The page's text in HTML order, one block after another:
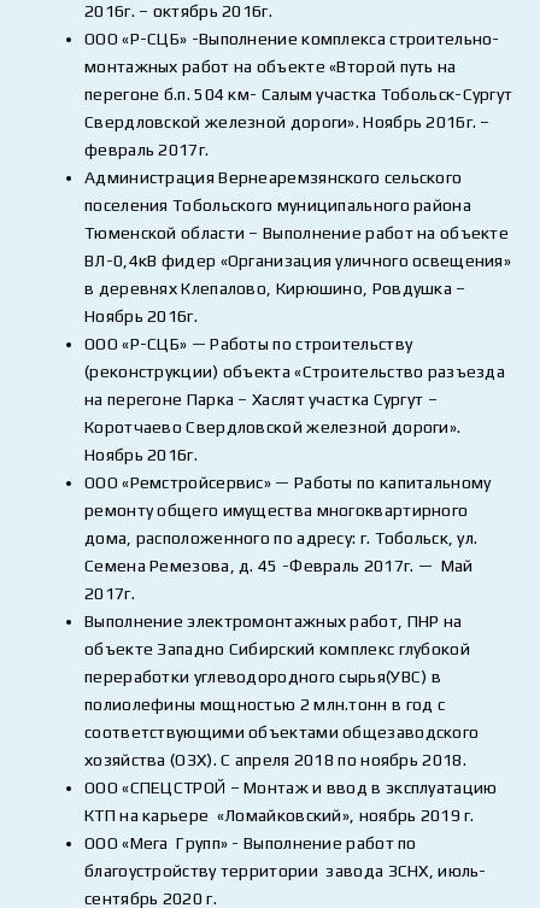
2016г. – октябрь 2016г.
ООО «Р-СЦБ» -Выполнение комплекса строительно-
монтажных работ на объекте «Второй путь на
перегоне б.п. 504 км- Салым участка Тобольск-Сургут
Свердловской железной дороги». Ноябрь 2016г. –
февраль 2017г.
Администрация Вернеаремзянского сельского
поселения Тобольского муниципального района
Тюменской области – Выполнение работ на объекте
ВЛ-0,4кВ фидер «Организация уличного освещения»
в деревнях Клепалово, Кирюшино, Ровдушка –
Ноябрь 2016г.
ООО «Р-СЦБ» — Работы по строительству
(реконструкции) объекта «Строительство разъезда
на перегоне Парка – Хаслят участка Сургут –
Коротчаево Свердловской железной дороги».
Ноябрь 2016г.
ООО «Ремстройсервис» — Работы по капитальному
ремонту общего имущества многоквартирного
дома, расположенного по адресу: г. Тобольск, ул.
Семена Ремезова, д. 45 -Февраль 2017г. — Май
2017г.
Выполнение электромонтажных работ, ПНР на
объекте Западно Сибирский комплекс глубокой
переработки углеводородного сырья(УВС) в
полиолефины мощностью 2 млн.тонн в год с
соответствующими объектами общезаводского
хозяйства (ОЗХ). С апреля 2018 по ноябрь 2018.
ООО «СПЕЦСТРОЙ – Монтаж и ввод в эксплуатацию
КТП на карьере «Ломайковский», ноябрь 2019 г.
ООО «Мега Групп» - Выполнение работ по
благоустройству территории завода ЗСНХ, июль-
сентябрь 2020 г.